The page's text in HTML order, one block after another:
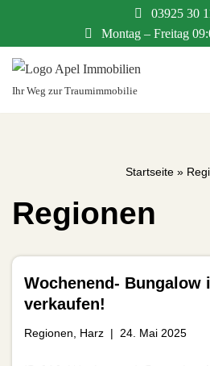
Zum
Inhalt
springen
03925 30
Montag – Freitag
Ihr Weg zur Traumimmobilie
Startseite»
Regionen
Wochenend- Bungalow
verkaufen!
Regionen Harz 24. Mai 2025